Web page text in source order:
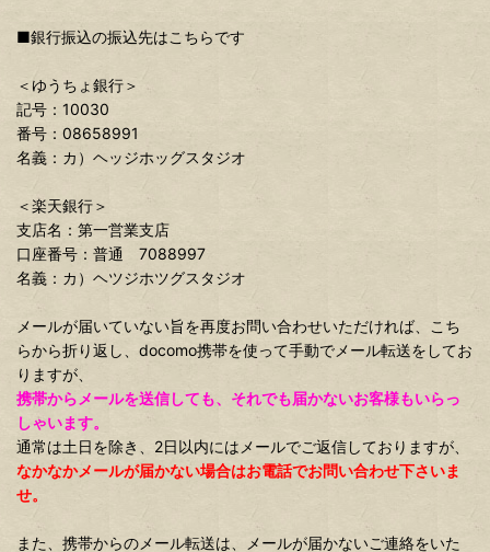
■銀行振込の振込先はこちらです
＜ゆうちょ銀行＞
記号：10030
番号：08658991
名義：カ）ヘッジホッグスタジオ
＜楽天銀行＞
支店名：第一営業支店
口座番号：普通 7088997
名義：カ）ヘツジホツグスタジオ
メールが届いていない旨を再度お問い合わせいただければ、こち
らから折り返し、docomo携帯を使って手動でメール転送をしてお
りますが、
携帯からメールを送信しても、それでも届かないお客様もいらっ
しゃいます。
通常は土日を除き、2日以内にはメールでご返信しておりますが、
なかなかメールが届かない場合はお電話でお問い合わせ下さいま
せ。
また、携帯からのメール転送は、メールが届かないご連絡をいた